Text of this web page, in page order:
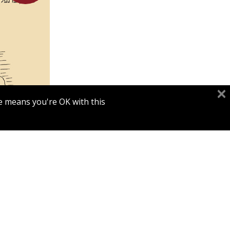
מאיה
you're OK with this.